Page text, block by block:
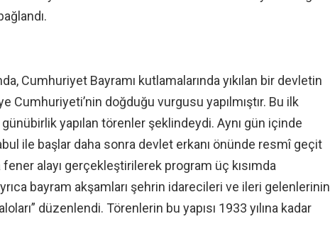
Cumhuriyet Bayramı kutlamalarında yıkılan bir devletin
Cumhuriyeti’nin doğduğu vurgusu yapılmıştır. Bu ilk
yapılan törenler şeklindeydi. Aynı gün içinde
ile başlar daha sonra devlet erkanı önünde resmî geçit
alayı gerçekleştirilerek program üç kısımda
bayram akşamları şehrin idarecileri ve ileri gelenlerinin
düzenlendi. Törenlerin bu yapısı 1933 yılına kadar